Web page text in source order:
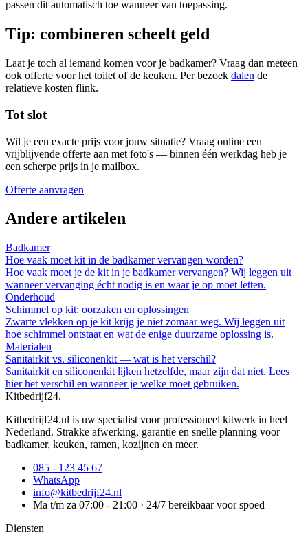
passen dit automatisch toe wanneer van toepassing.
Tip: combineren scheelt geld
Laat je toch al iemand komen voor je badkamer? Vraag dan meteen
ook offerte voor het toilet of de keuken. Per bezoek dalen de
relatieve kosten flink.
Tot slot
Wil je een exacte prijs voor jouw situatie? Vraag online een
vrijblijvende offerte aan met foto's — binnen één werkdag heb je
een scherpe prijs in je mailbox.
Offerte aanvragen
Andere artikelen
Badkamer
Hoe vaak moet kit in de badkamer vervangen worden?
Hoe vaak moet je de kit in je badkamer vervangen? Wij leggen uit
wanneer vervanging écht nodig is en waar je op moet letten.
Onderhoud
Schimmel op kit: oorzaken en oplossingen
Zwarte vlekken op je kit krijg je niet zomaar weg. Wij leggen uit
hoe schimmel ontstaat en wat de enige duurzame oplossing is.
Materialen
Sanitairkit vs. siliconenkit — wat is het verschil?
Sanitairkit en siliconenkit lijken hetzelfde, maar zijn dat niet. Lees
hier het verschil en wanneer je welke moet gebruiken.
Kitbedrijf24.
Kitbedrijf24.nl is uw specialist voor professioneel kitwerk in heel
Nederland. Strakke afwerking, garantie en snelle planning voor
badkamer, keuken, ramen, kozijnen en meer.
085 - 123 45 67
WhatsApp
info@kitbedrijf24.nl
Ma t/m za 07:00 - 21:00 · 24/7 bereikbaar voor spoed
Diensten